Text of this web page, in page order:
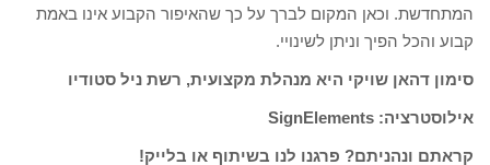
המתחדשת. וכאן המקום לברך על כך שהאיפור הקבוע אינו באמת
קבוע והכל הפיך וניתן לשינויי.
סימון דהאן שויקי היא מנהלת מקצועית, רשת ניל סטודיו
אילוסטרציה: SignElements
קראתם ונהניתם? פרגנו לנו בשיתוף או בלייק!